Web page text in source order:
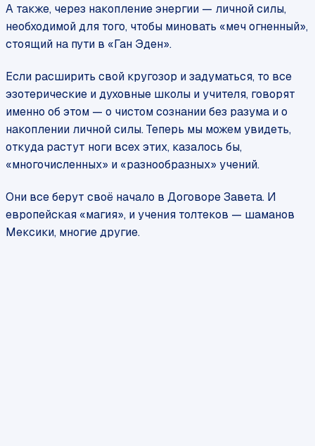
А также, через накопление энергии — личной силы,
необходимой для того, чтобы миновать «меч огненный»,
стоящий на пути в «Ган Эден».
Если расширить свой кругозор и задуматься, то все
эзотерические и духовные школы и учителя, говорят
именно об этом — о чистом сознании без разума и о
накоплении личной силы. Теперь мы можем увидеть,
откуда растут ноги всех этих, казалось бы,
«многочисленных» и «разнообразных» учений.
Они все берут своё начало в Договоре Завета. И
европейская «магия», и учения толтеков — шаманов
Мексики, многие другие.